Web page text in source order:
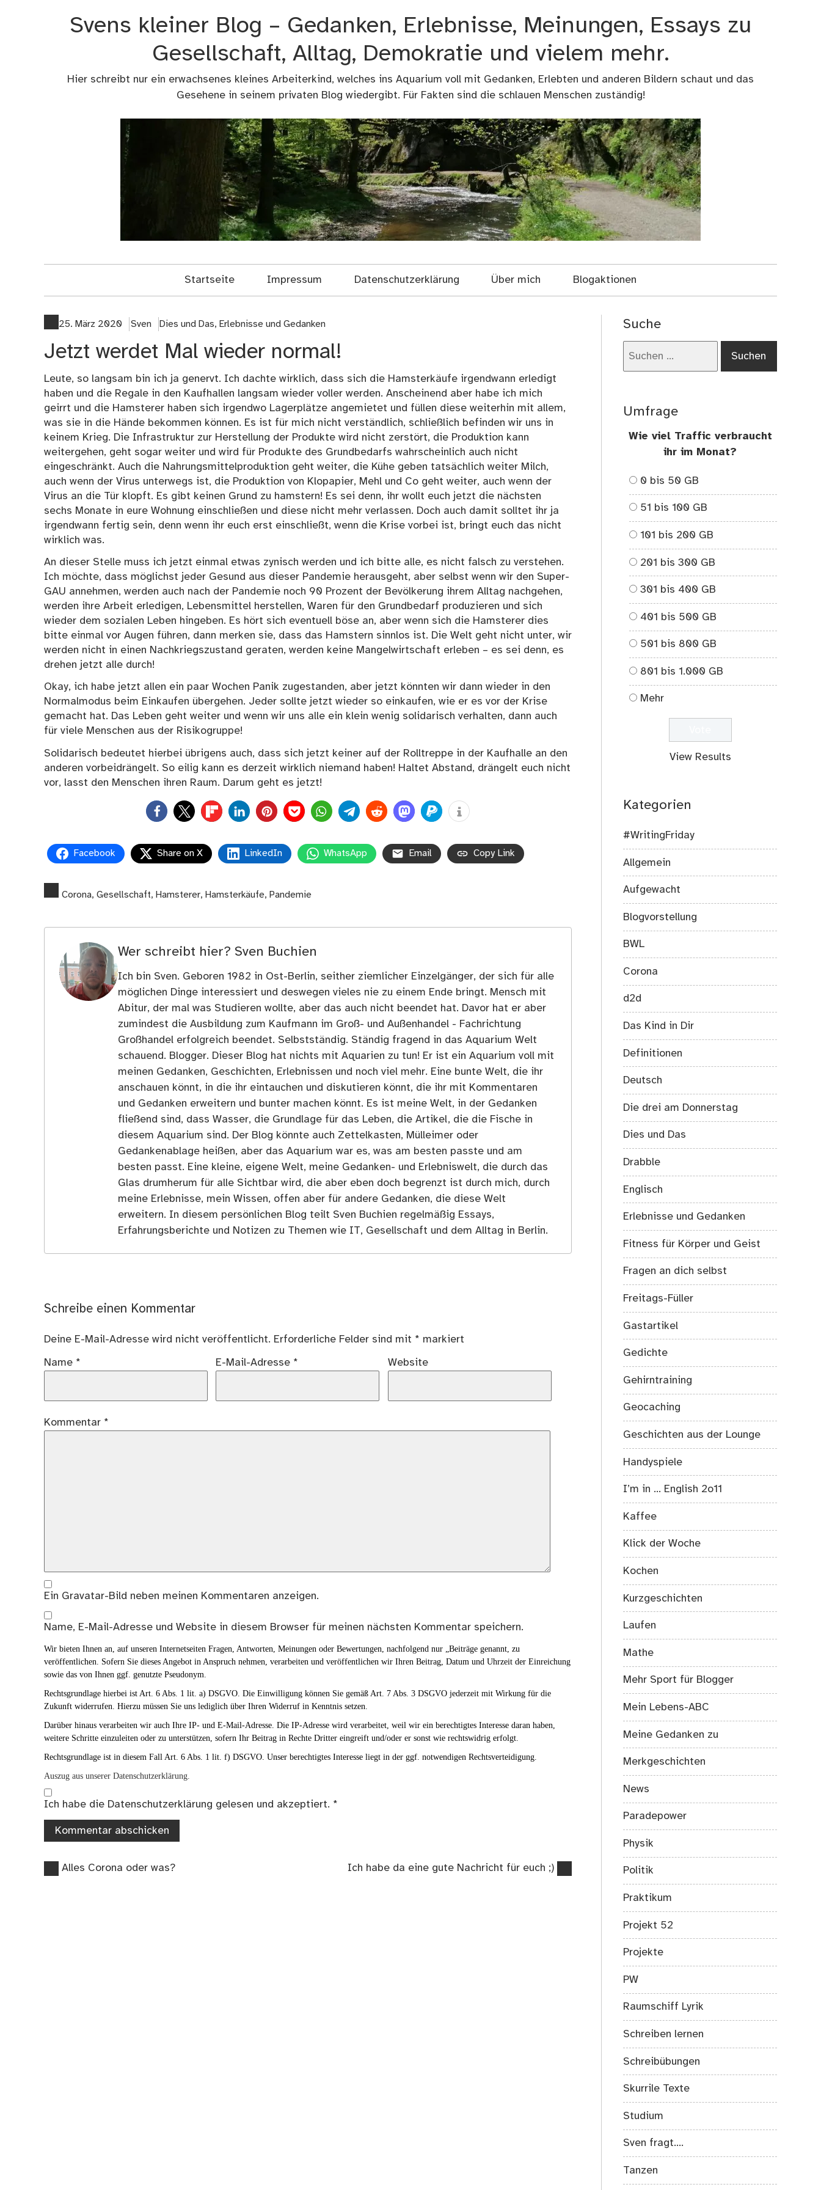
Svens kleiner Blog – Gedanken, Erlebnisse, Meinungen, Essays zu
Gesellschaft, Alltag, Demokratie und vielem mehr.
Hier schreibt nur ein erwachsenes kleines Arbeiterkind, welches ins Aquarium voll mit Gedanken, Erlebten und anderen Bildern schaut und das
Gesehene in seinem privaten Blog wiedergibt. Für Fakten sind die schlauen Menschen zuständig!
Startseite Impressum Datenschutzerklärung Über mich Blogaktionen
25. März 2020 Sven Dies und Das, Erlebnisse und Gedanken
Jetzt werdet Mal wieder normal!
Leute, so langsam bin ich ja genervt. Ich dachte wirklich, dass sich die Hamsterkäufe irgendwann erledigt
haben und die Regale in den Kaufhallen langsam wieder voller werden. Anscheinend aber habe ich mich
geirrt und die Hamsterer haben sich irgendwo Lagerplätze angemietet und füllen diese weiterhin mit allem,
was sie in die Hände bekommen können. Es ist für mich nicht verständlich, schließlich befinden wir uns in
keinem Krieg. Die Infrastruktur zur Herstellung der Produkte wird nicht zerstört, die Produktion kann
weitergehen, geht sogar weiter und wird für Produkte des Grundbedarfs wahrscheinlich auch nicht
eingeschränkt. Auch die Nahrungsmittelproduktion geht weiter, die Kühe geben tatsächlich weiter Milch,
auch wenn der Virus unterwegs ist, die Produktion von Klopapier, Mehl und Co geht weiter, auch wenn der
Virus an die Tür klopft. Es gibt keinen Grund zu hamstern! Es sei denn, ihr wollt euch jetzt die nächsten
sechs Monate in eure Wohnung einschließen und diese nicht mehr verlassen. Doch auch damit solltet ihr ja
irgendwann fertig sein, denn wenn ihr euch erst einschließt, wenn die Krise vorbei ist, bringt euch das nicht
wirklich was.
An dieser Stelle muss ich jetzt einmal etwas zynisch werden und ich bitte alle, es nicht falsch zu verstehen.
Ich möchte, dass möglichst jeder Gesund aus dieser Pandemie herausgeht, aber selbst wenn wir den Super-
GAU annehmen, werden auch nach der Pandemie noch 90 Prozent der Bevölkerung ihrem Alltag nachgehen,
werden ihre Arbeit erledigen, Lebensmittel herstellen, Waren für den Grundbedarf produzieren und sich
wieder dem sozialen Leben hingeben. Es hört sich eventuell böse an, aber wenn sich die Hamsterer dies
bitte einmal vor Augen führen, dann merken sie, dass das Hamstern sinnlos ist. Die Welt geht nicht unter, wir
werden nicht in einen Nachkriegszustand geraten, werden keine Mangelwirtschaft erleben – es sei denn, es
drehen jetzt alle durch!
Okay, ich habe jetzt allen ein paar Wochen Panik zugestanden, aber jetzt könnten wir dann wieder in den
Normalmodus beim Einkaufen übergehen. Jeder sollte jetzt wieder so einkaufen, wie er es vor der Krise
gemacht hat. Das Leben geht weiter und wenn wir uns alle ein klein wenig solidarisch verhalten, dann auch
für viele Menschen aus der Risikogruppe!
Solidarisch bedeutet hierbei übrigens auch, dass sich jetzt keiner auf der Rolltreppe in der Kaufhalle an den
anderen vorbeidrängelt. So eilig kann es derzeit wirklich niemand haben! Haltet Abstand, drängelt euch nicht
vor, lasst den Menschen ihren Raum. Darum geht es jetzt!
0
Facebook Share on X LinkedIn WhatsApp Email Copy Link
Corona, Gesellschaft, Hamsterer, Hamsterkäufe, Pandemie
Wer schreibt hier? Sven Buchien
Ich bin Sven. Geboren 1982 in Ost-Berlin, seither ziemlicher Einzelgänger, der sich für alle
möglichen Dinge interessiert und deswegen vieles nie zu einem Ende bringt. Mensch mit
Abitur, der mal was Studieren wollte, aber das auch nicht beendet hat. Davor hat er aber
zumindest die Ausbildung zum Kaufmann im Groß- und Außenhandel - Fachrichtung
Großhandel erfolgreich beendet. Selbstständig. Ständig fragend in das Aquarium Welt
schauend. Blogger. Dieser Blog hat nichts mit Aquarien zu tun! Er ist ein Aquarium voll mit
meinen Gedanken, Geschichten, Erlebnissen und noch viel mehr. Eine bunte Welt, die ihr
anschauen könnt, in die ihr eintauchen und diskutieren könnt, die ihr mit Kommentaren
und Gedanken erweitern und bunter machen könnt. Es ist meine Welt, in der Gedanken
fließend sind, dass Wasser, die Grundlage für das Leben, die Artikel, die die Fische in
diesem Aquarium sind. Der Blog könnte auch Zettelkasten, Mülleimer oder
Gedankenablage heißen, aber das Aquarium war es, was am besten passte und am
besten passt. Eine kleine, eigene Welt, meine Gedanken- und Erlebniswelt, die durch das
Glas drumherum für alle Sichtbar wird, die aber eben doch begrenzt ist durch mich, durch
meine Erlebnisse, mein Wissen, offen aber für andere Gedanken, die diese Welt
erweitern. In diesem persönlichen Blog teilt Sven Buchien regelmäßig Essays,
Erfahrungsberichte und Notizen zu Themen wie IT, Gesellschaft und dem Alltag in Berlin.
Schreibe einen Kommentar
Deine E-Mail-Adresse wird nicht veröffentlicht. Erforderliche Felder sind mit * markiert
Name * E-Mail-Adresse * Website
Kommentar *
Ein Gravatar-Bild neben meinen Kommentaren anzeigen.
Name, E-Mail-Adresse und Website in diesem Browser für meinen nächsten Kommentar speichern.
Wir bieten Ihnen an, auf unseren Internetseiten Fragen, Antworten, Meinungen oder Bewertungen, nachfolgend nur „Beiträge genannt, zu
veröffentlichen. Sofern Sie dieses Angebot in Anspruch nehmen, verarbeiten und veröffentlichen wir Ihren Beitrag, Datum und Uhrzeit der Einreichung
sowie das von Ihnen ggf. genutzte Pseudonym.
Rechtsgrundlage hierbei ist Art. 6 Abs. 1 lit. a) DSGVO. Die Einwilligung können Sie gemäß Art. 7 Abs. 3 DSGVO jederzeit mit Wirkung für die
Zukunft widerrufen. Hierzu müssen Sie uns lediglich über Ihren Widerruf in Kenntnis setzen.
Darüber hinaus verarbeiten wir auch Ihre IP- und E-Mail-Adresse. Die IP-Adresse wird verarbeitet, weil wir ein berechtigtes Interesse daran haben,
weitere Schritte einzuleiten oder zu unterstützen, sofern Ihr Beitrag in Rechte Dritter eingreift und/oder er sonst wie rechtswidrig erfolgt.
Rechtsgrundlage ist in diesem Fall Art. 6 Abs. 1 lit. f) DSGVO. Unser berechtigtes Interesse liegt in der ggf. notwendigen Rechtsverteidigung.
Auszug aus unserer Datenschutzerklärung.
Ich habe die Datenschutzerklärung gelesen und akzeptiert. *
Beitragsnavigation
Vorheriger
Alles Corona oder was?
Nächster
Ich habe da eine gute Nachricht für euch ;)
Suche
Umfrage
Wie viel Traffic verbraucht
ihr im Monat?
0 bis 50 GB
51 bis 100 GB
101 bis 200 GB
201 bis 300 GB
301 bis 400 GB
401 bis 500 GB
501 bis 800 GB
801 bis 1.000 GB
Mehr
View Results
Kategorien
#WritingFriday
Allgemein
Aufgewacht
Blogvorstellung
BWL
Corona
d2d
Das Kind in Dir
Definitionen
Deutsch
Die drei am Donnerstag
Dies und Das
Drabble
Englisch
Erlebnisse und Gedanken
Fitness für Körper und Geist
Fragen an dich selbst
Freitags-Füller
Gastartikel
Gedichte
Gehirntraining
Geocaching
Geschichten aus der Lounge
Handyspiele
I’m in … English 2o11
Kaffee
Klick der Woche
Kochen
Kurzgeschichten
Laufen
Mathe
Mehr Sport für Blogger
Mein Lebens-ABC
Meine Gedanken zu
Merkgeschichten
News
Paradepower
Physik
Politik
Praktikum
Projekt 52
Projekte
PW
Raumschiff Lyrik
Schreiben lernen
Schreibübungen
Skurrile Texte
Studium
Sven fragt….
Tanzen